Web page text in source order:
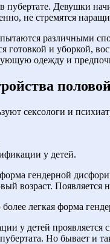
пубертате. Девушки
не стремятся
различными
готовкой и уборкой,
одежду и
сексологи и
у детей.
гендерной
возраст.
легкая форма
у детей
Но бывает и